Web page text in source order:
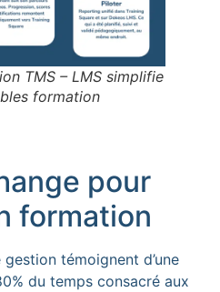
TMS – LMS simplifie
formation
pour
formation
témoignent d’une
du temps consacré aux